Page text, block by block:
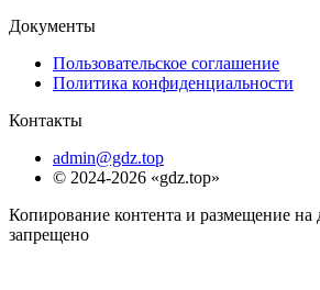
Документы
Пользовательское соглашение
Политика конфиденциальности
Контакты
admin@gdz.top
© 2024-2026 «gdz.top»
Копирование контента и размещение на
запрещено